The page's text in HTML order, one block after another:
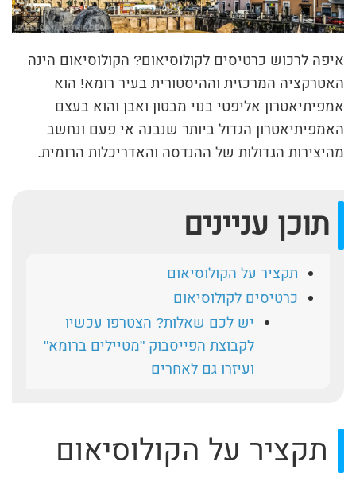
ש
איפה לרכוש כרטיסים לקולוסיאום? הקולוסיאום הינה
האטרקציה המרכזית וההיסטורית בעיר רומא! הוא
אמפיתיאטרון אליפטי בנוי מבטון ואבן והוא בעצם
האמפיתיאטרון הגדול ביותר שנבנה אי פעם ונחשב
מהיצירות הגדולות של ההנדסה והאדריכלות הרומית.
תוכן עניינים
תקציר על הקולוסיאום
כרטיסים לקולוסיאום
יש לכם שאלות? הצטרפו עכשיו
לקבוצת הפייסבוק "מטיילים ברומא"
ועיזרו גם לאחרים
תקציר על הקולוסיאום